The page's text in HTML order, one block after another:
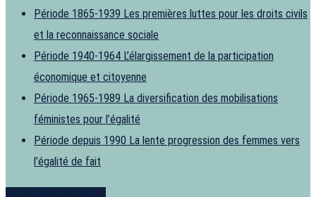
Période 1865-1939 Les premières luttes pour les droits civils
et la reconnaissance sociale
Période 1940-1964 L’élargissement de la participation
économique et citoyenne
Période 1965-1989 La diversification des mobilisations
féministes pour l’égalité
Période depuis 1990 La lente progression des femmes vers
l’égalité de fait